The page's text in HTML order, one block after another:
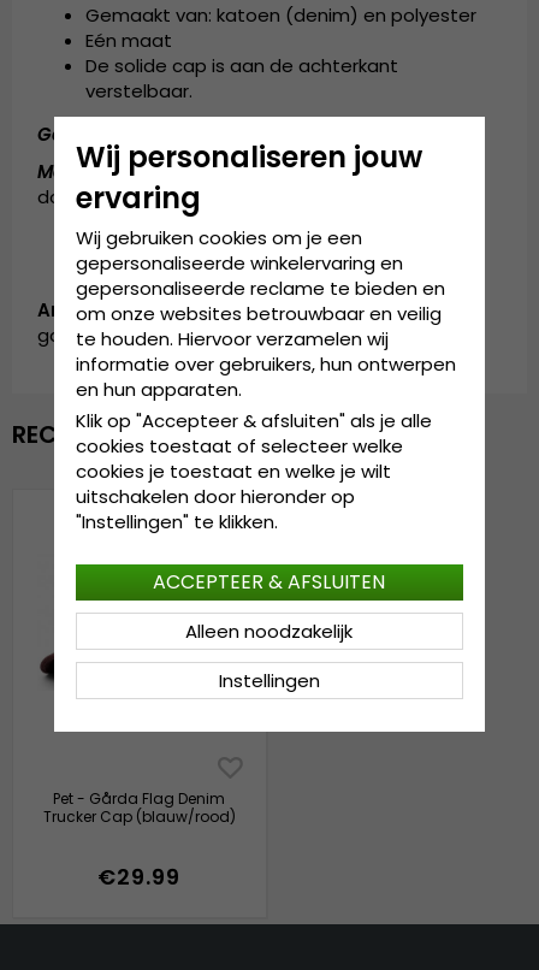
Gemaakt van: katoen (denim) en polyester
Eén maat
De solide cap is aan de achterkant
verstelbaar.
Gemaakt van:
Maattabel:de cap is verkrijgbaar in één maat, die
door iedereen gedragen kan worden
Artikelnummer:
garda.cap.1112012.1.flag.trucker.blue/red
RECENTELIJK BEKEKEN
Pet - Gårda Flag Denim
Trucker Cap (blauw/rood)
€29.99
Wij personaliseren jouw
ervaring
Wij gebruiken cookies om je een
gepersonaliseerde winkelervaring en
gepersonaliseerde reclame te bieden en
om onze websites betrouwbaar en veilig
te houden. Hiervoor verzamelen wij
informatie over gebruikers, hun ontwerpen
en hun apparaten.
Klik op "Accepteer & afsluiten" als je alle
cookies toestaat of selecteer welke
cookies je toestaat en welke je wilt
uitschakelen door hieronder op
"Instellingen" te klikken.
Instellingen
Alleen noodzakelijk
ACCEPTEER & AFSLUITEN